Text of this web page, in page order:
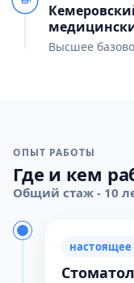
Высшее
ОПЫТ РАБОТЫ
Где и кем
Общий стаж - 10